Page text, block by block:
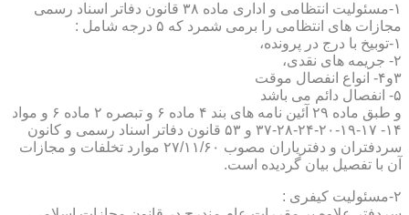
۱-مسئولیت انتظامی و اداری ماده ۳۸ قانون دفاتر اسناد رسمی
مجازات های انتظامی را برمی شمرد که ۵ درجه شامل :
۱-توبیخ با درج در پرونده،
۲- جریمه های نقدی،
۳و۴- انواع انفصال موقت
۵- انفصال دائم می باشد
و طبق ماده ۲۹ آئین نامه های بند ۴ ماده ۶ و تبصره ۲ ماده ۶ و مواد
۱۴- ۱۷-۱۹-۲۰-۲۴-۲۸-۳۷ و ۵۳ قانون دفاتر اسناد رسمی و کانون
سردفتران و دفتریاران مصوب ۲۷/۱۱/۶۰ موارد تخلفات و مجازات
آن با تفصیل بیان گردیده است.
۲-مسئولیت کیفری :